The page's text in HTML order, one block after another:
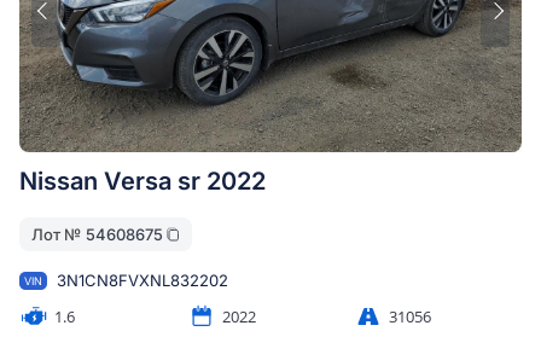
Nissan Versa sr 2022
Лот № 54608675
VIN 3N1CN8FVXNL832202
1.6 2022
31056